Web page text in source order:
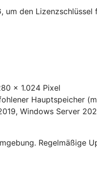
um den
x 1.024 Pixel
Hauptspeicher
Windows Server
Regelmäßige